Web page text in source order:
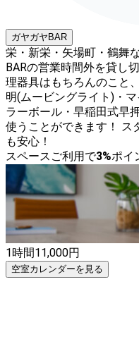
ガヤガヤBAR
栄・新栄・矢場町・鶴舞
BARの営業時間外を貸し切る形です！
理器具はもちろんのこと
明(ムービングライト)・
ラーボール・早稲田式早
使うことができます！ スタッフが常駐なので、機材の使用
も安心！
スペースご利用で3%ポイ
1時間11,000円
空室カレンダーを見る